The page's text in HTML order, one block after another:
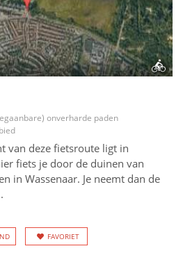
onverharde paden
van deze fietsroute ligt in
fiets je door de duinen van
in Wassenaar. Je neemt dan de
FAVORIET